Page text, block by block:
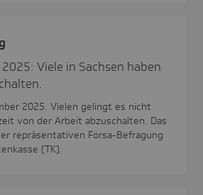
Viele in Sachsen haben
2025. Vielen gelingt es nicht
von der Arbeit abzuschalten. Das
repräsentativen Forsa-Befragung
(TK).